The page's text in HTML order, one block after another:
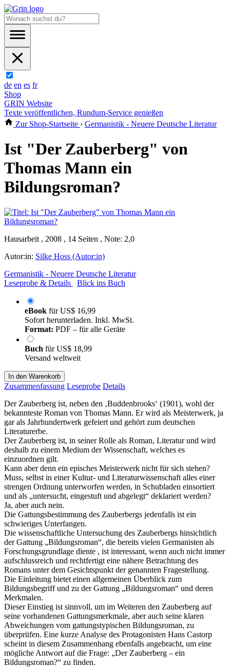
de en es fr
Shop
GRIN Website
Texte veröffentlichen, Rundum-Service genießen
Zur Shop-Startseite › Germanistik - Neuere Deutsche Literatur
Ist "Der Zauberberg" von
Thomas Mann ein
Bildungsroman?
Hausarbeit , 2008 , 14 Seiten , Note: 2,0
Autor:in: Silke Hoss (Autor:in)
Germanistik - Neuere Deutsche Literatur
Leseprobe & Details
Blick ins Buch
eBook fürUS$ 16,99
Sofort herunterladen. Inkl. MwSt.
Format: PDF – für alle Geräte
Buch fürUS$ 18,99
Versand weltweit
In den Warenkorb
Zusammenfassung Leseprobe Details
Der Zauberberg ist, neben den ‚Buddenbrooks‘ (1901), wohl der
bekannteste Roman von Thomas Mann. Er wird als Meisterwerk, ja
gar als Jahrhundertwerk gefeiert und gehört zum deutschen
Literaturerbe.
Der Zauberberg ist, in seiner Rolle als Roman, Literatur und wird
deshalb zu einem Medium der Wissenschaft, welches es
einzuordnen gilt.
Kann aber denn ein episches Meisterwerk nicht für sich stehen?
Muss, selbst in einer Kultur- und Literaturwissenschaft alles einer
strengen Ordnung unterworfen werden, in Schubladen einsortiert
und als „untersucht, eingestuft und abgelegt“ deklariert werden?
Ja, aber auch nein.
Die Gattungsbestimmung des Zauberbergs jedenfalls ist ein
schwieriges Unterfangen.
Die wissenschaftliche Untersuchung des Zauberbergs hinsichtlich
der Gattung „Bildungsroman“, die bereits vielen Germanisten als
Forschungsgrundlage diente , ist interessant, wenn auch nicht immer
aufschlussreich und rechtfertigt eine nähere Betrachtung des
Romans unter dem Gesichtspunkt der genannten Fragestellung.
Die Einleitung bietet einen allgemeinen Überblick zum
Bildungsbegriff und zu der Gattung „Bildungsroman“ und deren
Merkmalen.
Dieser Einstieg ist sinnvoll, um im Weiteren den Zauberberg auf
seine vorhandenen Gattungsmerkmale, aber auch seine klaren
Abweichungen vom gattungstypischen Bildungsroman, zu
überprüfen. Eine kurze Analyse des Protagonisten Hans Castorp
scheint in diesem Zusammenhang ebenfalls angebracht, um eine
mögliche Antwort auf die Frage: „Der Zauberberg – ein
Bildungsroman?“ zu finden.